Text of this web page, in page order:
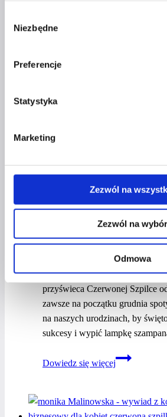
zgody
Niezbędne
Preferencje
Statystyka
Marketing
Zezwól na
Zezwól na wybór
Odmowa
października 2024
SZPILKI!
PrzezCzerwona Szpilka 26
Jako klub biznesowy na co
i promujemy kobiece biznesy, a
kobiety, by chciały od życia
przyświeca Czerwonej Szpilce
zawsze na początku grudnia
na naszych urodzinach, by
sukcesy i wypić lampkę
Dowiedz się więcej
7.
Szpilki!